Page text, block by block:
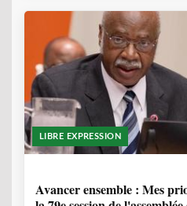
LIBRE EXPRESSION
Avancer ensemble : Mes